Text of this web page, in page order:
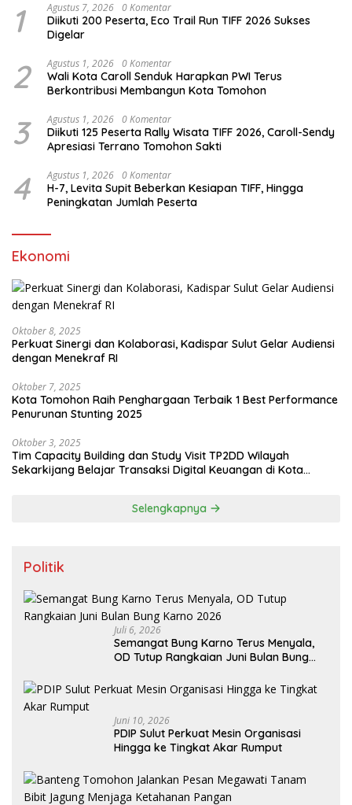
1 Agustus 7, 2026 0 Komentar
Diikuti 200 Peserta, Eco Trail Run TIFF 2026 Sukses
Digelar
2 Agustus 1, 2026 0 Komentar
Wali Kota Caroll Senduk Harapkan PWI Terus
Berkontribusi Membangun Kota Tomohon
3 Agustus 1, 2026 0 Komentar
Diikuti 125 Peserta Rally Wisata TIFF 2026, Caroll-Sendy
Apresiasi Terrano Tomohon Sakti
4 Agustus 1, 2026 0 Komentar
H-7, Levita Supit Beberkan Kesiapan TIFF, Hingga
Peningkatan Jumlah Peserta
Ekonomi
Oktober 8, 2025
Perkuat Sinergi dan Kolaborasi, Kadispar Sulut Gelar Audiensi
dengan Menekraf RI
Oktober 7, 2025
Kota Tomohon Raih Penghargaan Terbaik 1 Best Performance
Penurunan Stunting 2025
Oktober 3, 2025
Tim Capacity Building dan Study Visit TP2DD Wilayah
Sekarkijang Belajar Transaksi Digital Keuangan di Kota
Selengkapnya
Politik
Juli 6, 2026
Semangat Bung Karno Terus Menyala,
OD Tutup Rangkaian Juni Bulan Bung
Juni 10, 2026
PDIP Sulut Perkuat Mesin Organisasi
Hingga ke Tingkat Akar Rumput